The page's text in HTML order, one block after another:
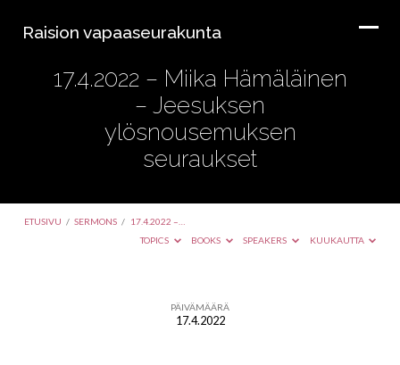
Raision vapaaseurakunta
17.4.2022 – Miika Hämäläinen
– Jeesuksen
ylösnousemuksen
seuraukset
ETUSIVU / SERMONS / 17.4.2022 –…
TOPICS
BOOKS SPEAKERS KUUKAUTTA
PÄIVÄMÄÄRÄ
17.4.2022